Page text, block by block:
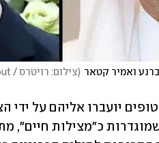
ואמיר קטאר (